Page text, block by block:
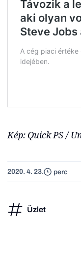
Kép: Quick PS /
2020. 4. 23. perc
Üzlet